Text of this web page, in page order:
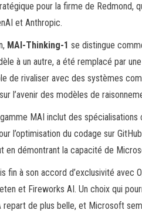
pour la firme de Redmond,
et Anthropic.
MAI-Thinking-1 se distingue
à un autre, a été remplacé par
de rivaliser avec des systèmes
l’avenir des modèles de
MAI inclut des spécialisations
l’optimisation du codage sur
en démontrant la capacité de
fin à son accord d’exclusivité
et Fireworks AI. Un choix qui
repart de plus belle, et Microsoft